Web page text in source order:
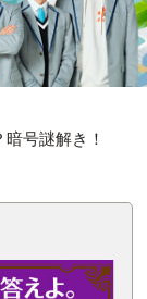
号謎解き！